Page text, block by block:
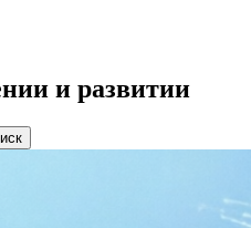
и развитии